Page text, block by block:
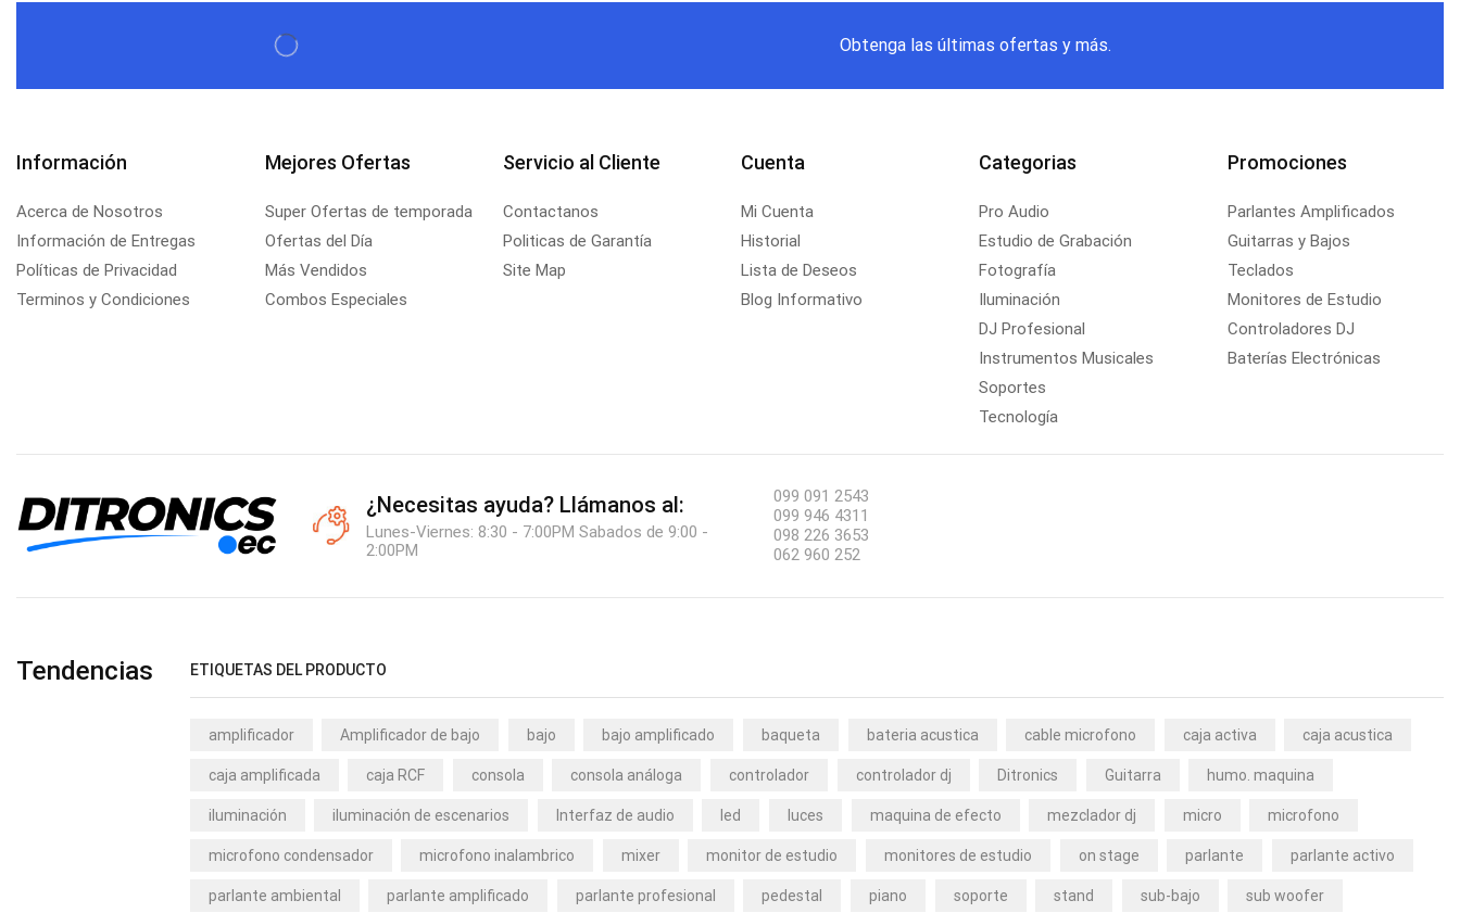
Obtenga las últimas ofertas y más.
Información
Acerca de Nosotros
Información de Entregas
Políticas de Privacidad
Terminos y Condiciones
Mejores Ofertas
Super Ofertas de temporada
Ofertas del Día
Más Vendidos
Combos Especiales
Servicio al Cliente
Contactanos
Politicas de Garantía
Site Map
Cuenta
Mi Cuenta
Historial
Lista de Deseos
Blog Informativo
Categorias
Pro Audio
Estudio de Grabación
Fotografía
Iluminación
DJ Profesional
Instrumentos Musicales
Soportes
Tecnología
Promociones
Parlantes Amplificados
Guitarras y Bajos
Teclados
Monitores de Estudio
Controladores DJ
Baterías Electrónicas
¿Necesitas ayuda? Llámanos al:
Lunes-Viernes: 8:30 - 7:00PM Sabados de 9:00 -
2:00PM
099 091 2543
099 946 4311
098 226 3653
062 960 252
Tendencias ETIQUETAS DEL PRODUCTO
amplificador Amplificador de bajo bajo bajo amplificado baqueta bateria acustica cable microfono caja activa caja acustica
caja amplificada caja RCF consola consola análoga controlador controlador dj Ditronics Guitarra humo. maquina
iluminación iluminación de escenarios Interfaz de audio led luces maquina de efecto mezclador dj micro microfono
microfono condensador microfono inalambrico mixer monitor de estudio monitores de estudio on stage parlante parlante activo
parlante ambiental parlante amplificado parlante profesional pedestal piano soporte stand sub-bajo sub woofer